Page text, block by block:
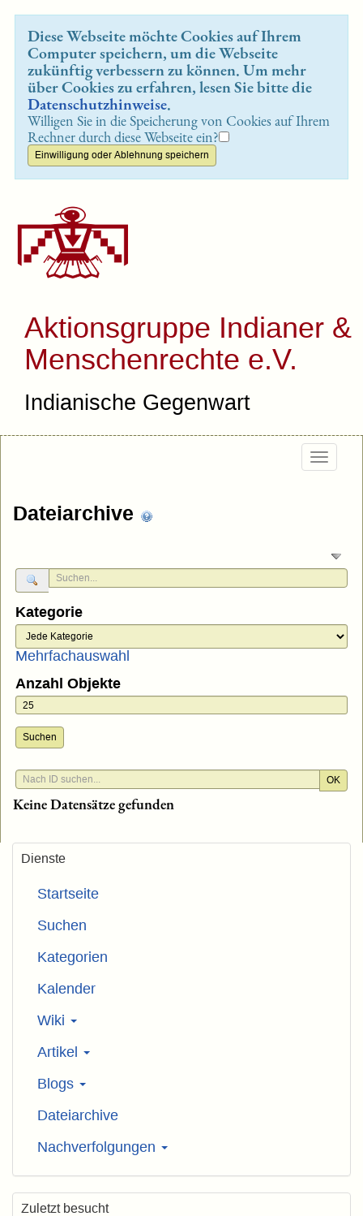
Diese Webseite möchte Cookies auf Ihrem
Computer speichern, um die Webseite
zukünftig verbessern zu können. Um mehr
über Cookies zu erfahren, lesen Sie bitte die
Datenschutzhinweise.
Willigen Sie in die Speicherung von Cookies auf Ihrem
Rechner durch diese Webseite ein?
Aktionsgruppe Indianer &
Menschenrechte e.V.
Indianische Gegenwart
Dateiarchive
Kategorie
Mehrfachauswahl
Anzahl Objekte
Suchen
OK
Keine Datensätze gefunden
Dienste
Startseite
Suchen
Kategorien
Kalender
Wiki
Artikel
Blogs
Dateiarchive
Nachverfolgungen
Zuletzt besucht